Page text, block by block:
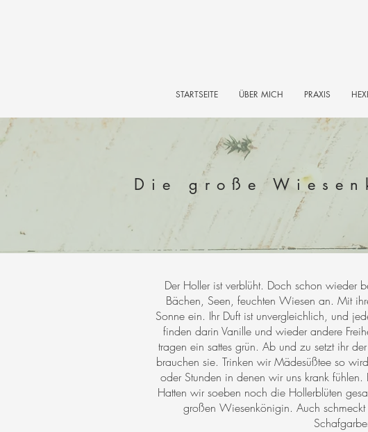
STARTSEITE ÜBER MICH PRAXIS
Der Holler ist verblüht. Doch schon wieder
Bächen, Seen, feuchten Wiesen an. Mit
Sonne ein. Ihr Duft ist unvergleichlich, und
finden darin Vanille und wieder andere
tragen ein sattes grün. Ab und zu setzt ihr
brauchen sie. Trinken wir Mädesüßtee so
oder Stunden in denen wir uns krank
Hatten wir soeben noch die Hollerblüten
großen Wiesenkönigin. Auch
Die große